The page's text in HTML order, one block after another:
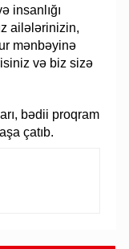
insanlığı
ailələrinizin,
mənbəyinə
və biz sizə
bədii proqram
çatıb.